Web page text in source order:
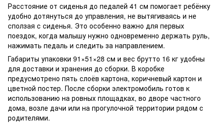
Расстояние от сиденья до педалей 41 см помогает ребёнку
удобно дотянуться до управления, не вытягиваясь и не
сползая с сиденья. Это особенно важно для первых
поездок, когда малышу нужно одновременно держать руль,
нажимать педаль и следить за направлением.
Габариты упаковки 91×51×28 см и вес брутто 16 кг удобны
для доставки и хранения до сборки. В коробке
предусмотрено пять слоёв картона, коричневый картон и
цветной постер. После сборки электромобиль готов к
использованию на ровных площадках, во дворе частного
дома, возле дачи или на прогулочной территории рядом с
родителями.